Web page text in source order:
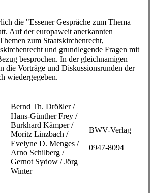
die "Essener Gespräche zum Thema
Auf der europaweit anerkannten
zum Staatskirchenrecht,
und grundlegende Fragen mit
besprochen. In der gleichnamigen
die Vorträge und Diskussionsrunden der
wiedergegeben.
Bernd Th. Drößler /
Hans-Günther Frey /
Burkhard Kämper /
Moritz Linzbach /
Evelyne D. Menges /
Arno Schilberg /
Gernot Sydow / Jörg
Winter
BWV-Verlag
0947-8094